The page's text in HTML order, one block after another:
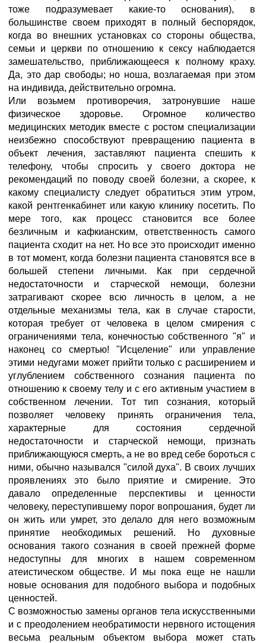
тоже подразумевает какие-то основания), в
большинстве своем приходят в полный беспорядок,
когда во внешних установках со стороны общества,
семьи и церкви по отношению к сексу наблюдается
замешательство, приближающееся к полному краху.
Да, это дар свободы; но ноша, возлагаемая при этом
на индивида, действительно огромна.
Или возьмем противоречия, затронувшие наше
физическое здоровье. Огромное количество
медицинских методик вместе с ростом специализации
неизбежно способствуют превращению пациента в
объект лечения, заставляют пациента спешить к
телефону, чтобы спросить у своего доктора не
рекомендаций по поводу своей болезни, а скорее, к
какому специалисту следует обратиться этим утром,
какой рентгенкабинет или какую клинику посетить. По
мере того, как процесс становится все более
безличным и кафкианским, ответственность самого
пациента сходит на нет. Но все это происходит именно
в тот момент, когда болезни пациента становятся все в
большей степени личными. Как при сердечной
недостаточности и старческой немощи, болезни
затрагивают скорее всю личность в целом, а не
отдельные механизмы тела, как в случае старости,
которая требует от человека в целом смирения с
ограничениями тела, конечностью собственного "я" и
наконец со смертью! "Исцеление" или управление
этими недугами может прийти только с расширением и
углублением собственного сознания пациента по
отношению к своему телу и с его активным участием в
собственном лечении. Тот тип сознания, который
позволяет человеку принять ограничения тела,
характерные для состояния сердечной
недостаточности и старческой немощи, признать
приближающуюся смерть, а не во вред себе бороться с
ними, обычно назывался "силой духа". В своих лучших
проявлениях это было приятие и смирение. Это
давало определенные перспективы и ценности
человеку, переступившему порог вопрошания, будет ли
он жить или умрет, это делало для него возможным
принятие необходимых решений. Но духовные
основания такого сознания в своей прежней форме
недоступны для многих в нашем современном
атеистическом обществе. И мы пока еще не нашли
новые основания для подобного выбора и подобных
ценностей.
С возможностью замены органов тела искусственными
и с преодолением необратимости нервного истощения
весьма реальным объектом выбора может стать